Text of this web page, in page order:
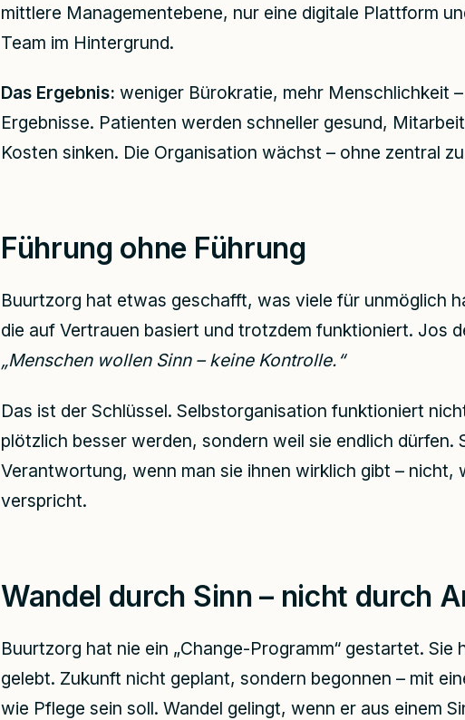
mittlere Managementebene, nur eine digitale Plattform
Team im Hintergrund.
Das Ergebnis: weniger Bürokratie, mehr Menschlichkeit
Ergebnisse. Patienten werden schneller gesund,
Kosten sinken. Die Organisation wächst – ohne zentral
Führung ohne Führung
Buurtzorg hat etwas geschafft, was viele für unmöglich
die auf Vertrauen basiert und trotzdem funktioniert. Jos
„Menschen wollen Sinn – keine Kontrolle.“
Das ist der Schlüssel. Selbstorganisation funktioniert
plötzlich besser werden, sondern weil sie endlich dürfen.
Verantwortung, wenn man sie ihnen wirklich gibt – nicht,
verspricht.
Wandel durch Sinn – nicht durch
Buurtzorg hat nie ein „Change-Programm“ gestartet. Sie
gelebt. Zukunft nicht geplant, sondern begonnen – mit
wie Pflege sein soll. Wandel gelingt, wenn er aus einem